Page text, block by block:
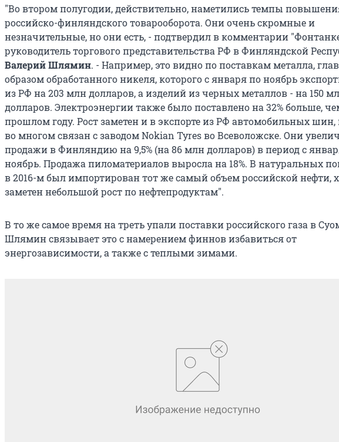
"Во втором полугодии, действительно, наметились темпы
российско-финляндского товарооборота. Они очень скромные и
незначительные, но они есть, - подтвердил в комментарии
руководитель торгового представительства РФ в Финляндской
Валерий Шлямин. - Например, это видно по поставкам металла,
образом обработанного никеля, которого с января по ноябрь
из РФ на 203 млн долларов, а изделий из черных металлов - на 150
долларов. Электроэнергии также было поставлено на 32% больше,
прошлом году. Рост заметен и в экспорте из РФ автомобильных
во многом связан с заводом Nokian Tyres во Всеволожске. Они
продажи в Финляндию на 9,5% (на 86 млн долларов) в период с
ноябрь. Продажа пиломатериалов выросла на 18%. В натуральных
в 2016-м был импортирован тот же самый объем российской нефти,
заметен небольшой рост по нефтепродуктам".
В то же самое время на треть упали поставки российского газа в
Шлямин связывает это с намерением финнов избавиться от
энергозависимости, а также с теплыми зимами.